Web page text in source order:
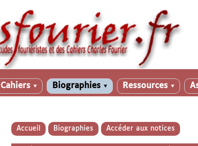
Cahiers ▼ Biographies ▼ Ressources ▼
Accueil Biographies Accéder aux notices